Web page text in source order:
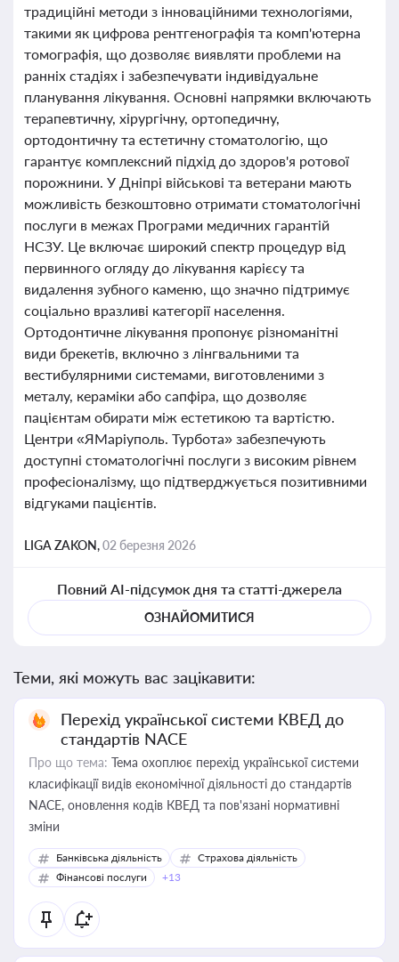
традиційні методи з інноваційними технологіями,
такими як цифрова рентгенографія та комп'ютерна
томографія, що дозволяє виявляти проблеми на
ранніх стадіях і забезпечувати індивідуальне
планування лікування. Основні напрямки включають
терапевтичну, хірургічну, ортопедичну,
ортодонтичну та естетичну стоматологію, що
гарантує комплексний підхід до здоров'я ротової
порожнини. У Дніпрі військові та ветерани мають
можливість безкоштовно отримати стоматологічні
послуги в межах Програми медичних гарантій
НСЗУ. Це включає широкий спектр процедур від
первинного огляду до лікування карієсу та
видалення зубного каменю, що значно підтримує
соціально вразливі категорії населення.
Ортодонтичне лікування пропонує різноманітні
види брекетів, включно з лінгвальними та
вестибулярними системами, виготовленими з
металу, кераміки або сапфіра, що дозволяє
пацієнтам обирати між естетикою та вартістю.
Центри «ЯМаріуполь. Турбота» забезпечують
доступні стоматологічні послуги з високим рівнем
професіоналізму, що підтверджується позитивними
відгуками пацієнтів.
LIGA ZAKON,02 березня 2026
Повний AI-підсумок дня та статті-джерела
ОЗНАЙОМИТИСЯ
Теми, які можуть вас зацікавити:
Перехід української системи КВЕД до
стандартів NACE
Про що тема: Тема охоплює перехід української системи
класифікації видів економічної діяльності до стандартів
NACE, оновлення кодів КВЕД та пов'язані нормативні
зміни
Банківська діяльність
Страхова діяльність
Фінансові послуги
+13